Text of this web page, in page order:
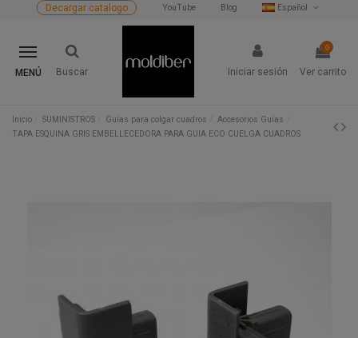
Español
Blog
YouTube
Decargar catalogo
MENÚ Buscar Iniciar sesión
0
Ver carrito
Inicio SUMINISTROS Guías para colgar cuadros
Accesorios Guías
TAPA ESQUINA GRIS EMBELLECEDORA PARA GUIA ECO CUELGA CUADROS